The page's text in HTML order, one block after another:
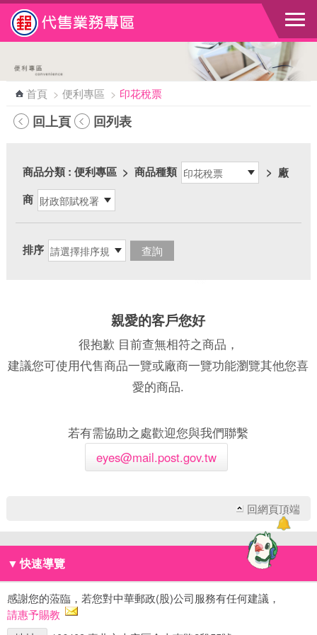
跳到主要內容區塊
首頁 > 便利專區 > 印花稅票
回上頁 回列表
商品分類: 便利專區 > 商品種類 > 廠
商
排序
親愛的客戶您好
很抱歉 目前查無相符之商品，
建議您可使用代售商品一覽或廠商一覽功能瀏覽其他您喜
愛的商品.
若有需協助之處歡迎您與我們聯繫
eyes@mail.post.gov.tw
回網頁頂端
▼ 快速導覽
感謝您的蒞臨，若您對中華郵政(股)公司服務有任何建議，
請惠予賜教